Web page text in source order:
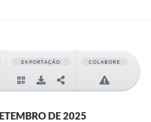
EXPORTAÇÃO COLABORE
DE 2025